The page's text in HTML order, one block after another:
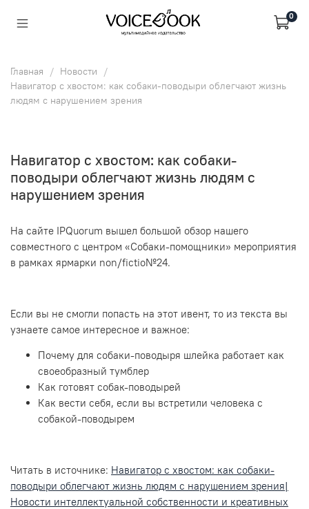
0
Главная
Новости
Навигатор с хвостом: как собаки-поводыри облегчают жизнь
людям с нарушением зрения
Навигатор с хвостом: как собаки-
поводыри облегчают жизнь людям с
нарушением зрения
На сайте IPQuorum вышел большой обзор нашего
совместного с центром «Собаки-помощники» мероприятия
в рамках ярмарки non/fictio№24.
Если вы не смогли попасть на этот ивент, то из текста вы
узнаете самое интересное и важное:
Почему для собаки-поводыря шлейка работает как
своеобразный тумблер
Как готовят собак-поводырей
Как вести себя, если вы встретили человека с
собакой-поводырем
Читать в источнике: Навигатор с хвостом: как собаки-
поводыри облегчают жизнь людям с нарушением зрения|
Новости интеллектуальной собственности и креативных